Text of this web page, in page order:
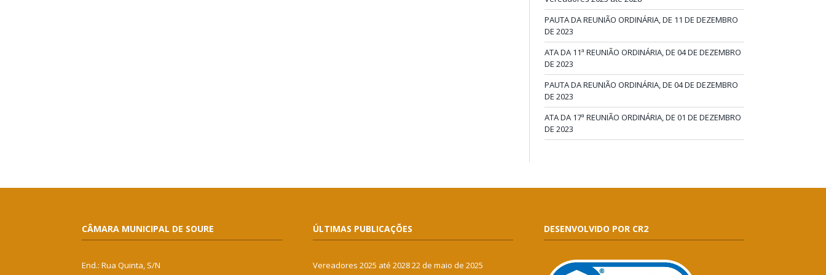
PAUTA DA REUNIÃO ORDINÁRIA, DE 11 DE DEZEMBRO
DE 2023
ATA DA 11ª REUNIÃO ORDINÁRIA, DE 04 DE DEZEMBRO
DE 2023
PAUTA DA REUNIÃO ORDINÁRIA, DE 04 DE DEZEMBRO
DE 2023
ATA DA 17ª REUNIÃO ORDINÁRIA, DE 01 DE DEZEMBRO
DE 2023
CÂMARA MUNICIPAL DE SOURE
End.: Rua Quinta, S/N
ÚLTIMAS PUBLICAÇÕES
Vereadores 2025 até 202822 de maio de 2025
DESENVOLVIDO POR CR2